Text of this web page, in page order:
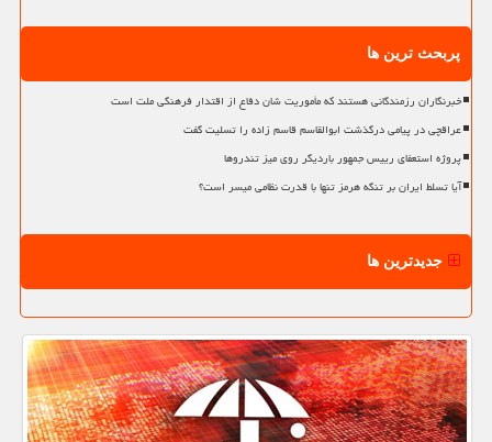
پربحث ترین ها
خبرنگاران رزمندگانی هستند که مأموریت شان دفاع از اقتدار فرهنگی ملت است
عراقچی در پیامی درگذشت ابوالقاسم قاسم زاده را تسلیت گفت
پروژه استعفای رییس جمهور باردیگر روی میز تندروها
آیا تسلط ایران بر تنگه هرمز تنها با قدرت نظامی میسر است؟
جدیدترین ها